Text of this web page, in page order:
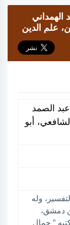
علم الدين
الصمد
أبو
وله
دمشق،
" جمال